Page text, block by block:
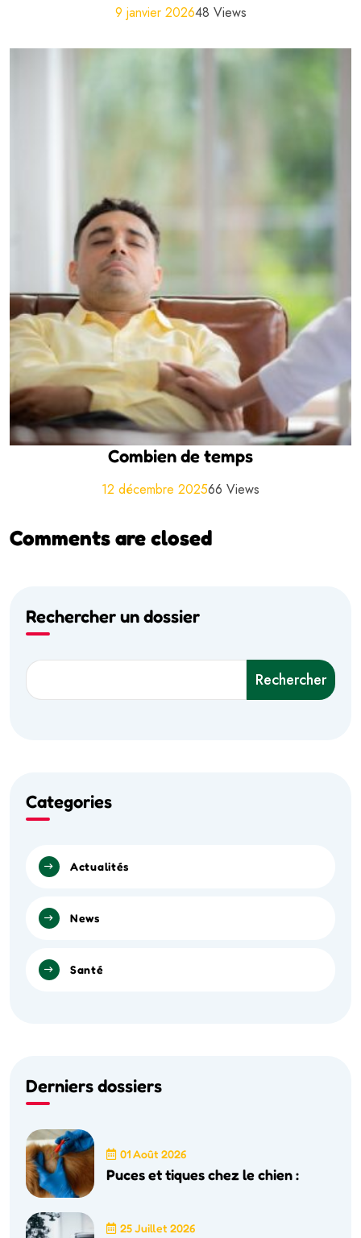
9 janvier 202648 Views
Combien de temps
12 décembre 202566 Views
Comments are closed
Rechercher un dossier
Rechercher
Categories
Actualités
News
Santé
Derniers dossiers
01 Août 2026
Puces et tiques chez le chien :
25 Juillet 2026